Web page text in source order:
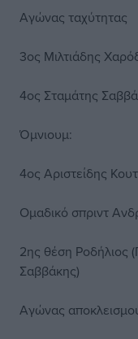
Αγώνας ταχύτητας
3ος Μιλτιάδης
4ος Σταμάτης
Όμνιουμ:
4ος Αριστείδης
Ομαδικό σπριντ
2ης θέση Ροδήλιος
Σαββάκης)
Αγώνας